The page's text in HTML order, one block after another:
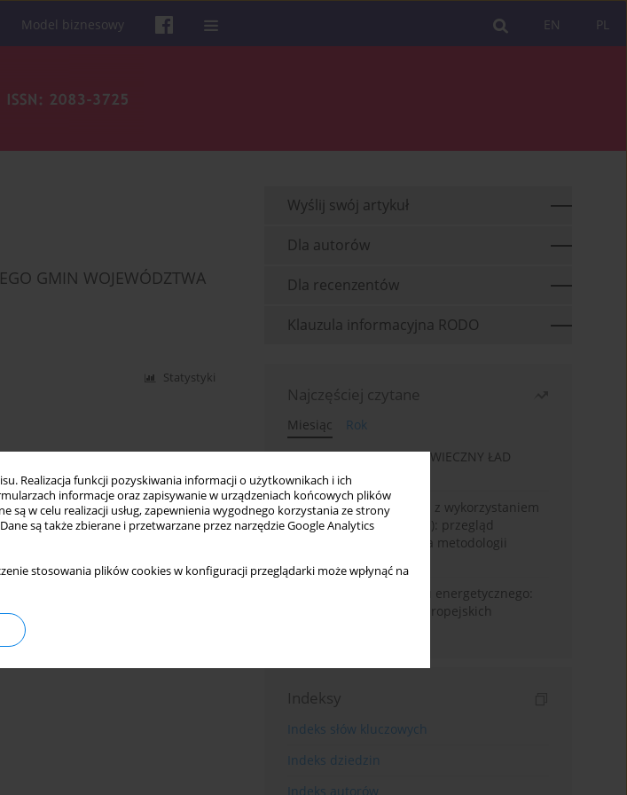
Realizacja funkcji pozyskiwania informacji o użytkownikach i ich
informacje oraz zapisywanie w urządzeniach końcowych plików
są w celu realizacji usług, zapewnienia wygodnego korzystania ze strony
są także zbierane i przetwarzane przez narzędzie Google Analytics
stosowania plików cookies w konfiguracji przeglądarki może wpłynąć na
PL
EN
Model biznesowy
GMIN WOJEWÓDZTWA
Statystyki
Wyślij swój artykuł
Dla autorów
Dla recenzentów
Klauzula informacyjna RODO
Najczęściej czytane
Miesiąc
Rok
„WIECZNA EKONOMIA”: WIECZNY ŁAD
GOSPODARCZY
Prognozowanie powodzi z wykorzystaniem
sztucznej Inteligencji (AI): przegląd
systematyczny oparty na metodologii
Od pandemii do kryzysu energetycznego:
dynamika ubóstwa w europejskich
Indeksy
Indeks słów kluczowych
Indeks dziedzin
Indeks autorów